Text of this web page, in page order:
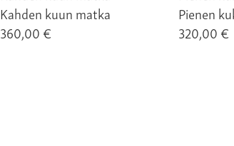
Kahden kuun matka
360,00 €
Pienen
320,00 €